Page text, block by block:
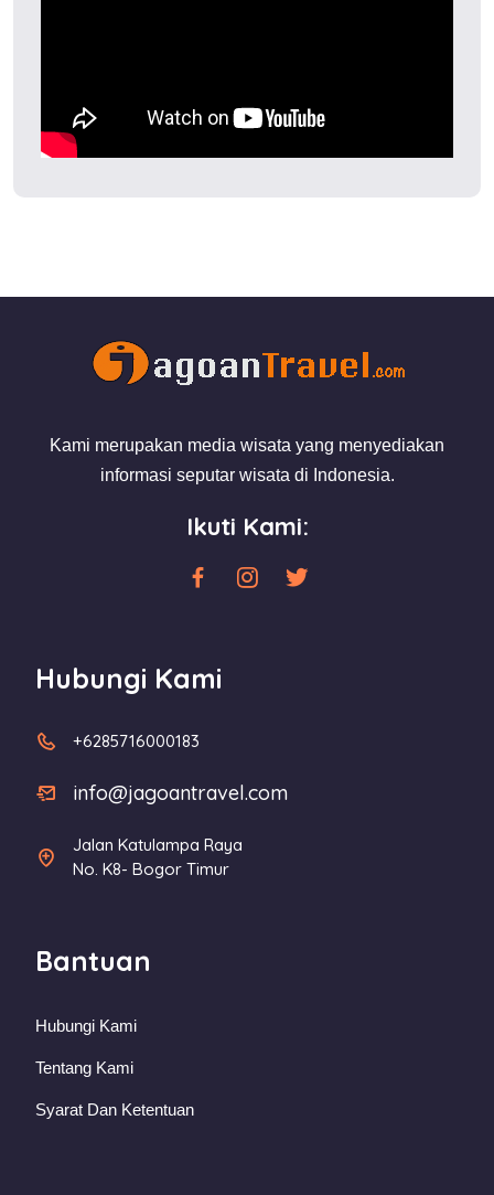
Kami merupakan media wisata yang menyediakan
informasi seputar wisata di Indonesia.
Ikuti Kami:
Hubungi Kami
+6285716000183
info@jagoantravel.com
Jalan Katulampa Raya
No. K8- Bogor Timur
Bantuan
Hubungi Kami
Tentang Kami
Syarat Dan Ketentuan